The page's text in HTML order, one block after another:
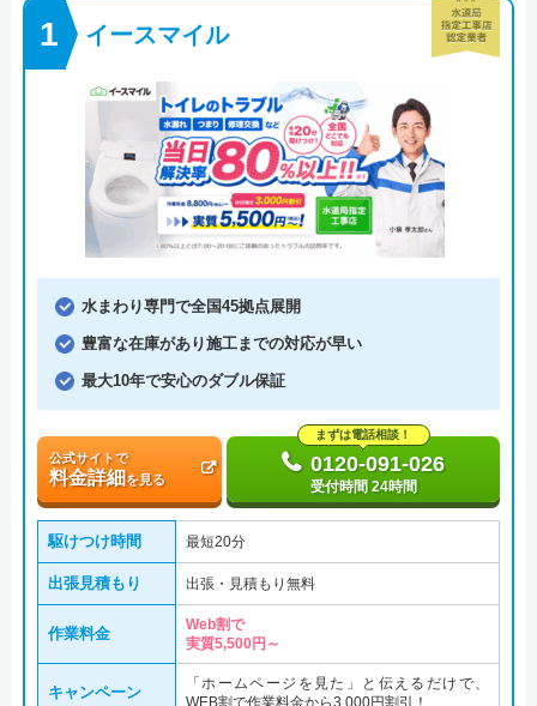
イースマイル
水まわり専門で全国45拠点展開
豊富な在庫があり施工までの対応が早い
最大10年で安心のダブル保証
公式サイトで
料金詳細を見る
まずは電話相談！
0120-091-026
受付時間 24時間
駆けつけ時間 最短20分
出張見積もり 出張・見積もり無料
作業料金
Web割で
実質5,500円～
キャンペーン
「ホームページを見た」と伝えるだけで、
WEB割で作業料金から3,000円割引！